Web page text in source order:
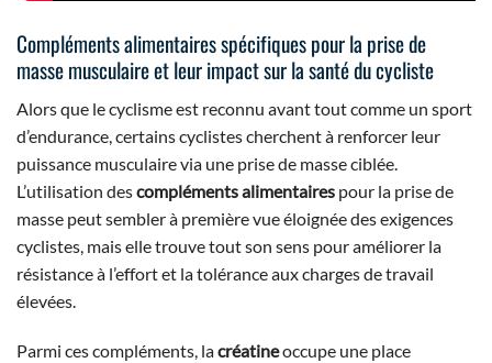
Compléments alimentaires spécifiques pour la prise de
masse musculaire et leur impact sur la santé du cycliste
Alors que le cyclisme est reconnu avant tout comme un sport
d’endurance, certains cyclistes cherchent à renforcer leur
puissance musculaire via une prise de masse ciblée.
L’utilisation descompléments alimentaires pour la prise de
masse peut sembler à première vue éloignée des exigences
cyclistes, mais elle trouve tout son sens pour améliorer la
résistance à l’effort et la tolérance aux charges de travail
élevées.
Parmi ces compléments, lacréatineoccupe une place